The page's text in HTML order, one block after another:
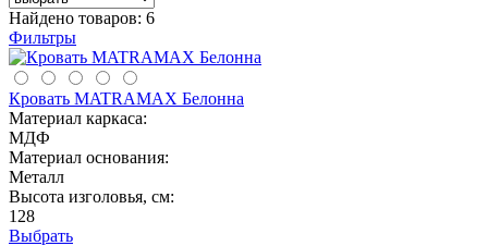
Найдено товаров: 6
Фильтры
Кровать MATRAMAX Белонна
Материал каркаса:
МДФ
Материал основания:
Металл
Высота изголовья, см:
128
Выбрать